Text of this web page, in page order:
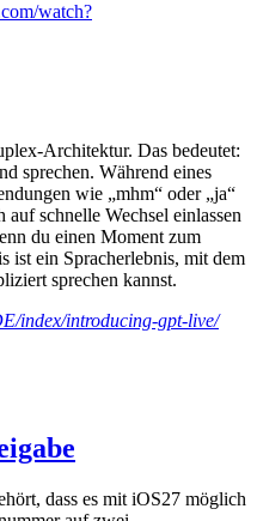
watch?
Architektur. Das bedeutet:
sprechen. Während eines
wie „mhm“ oder „ja“
auf schnelle Wechsel einlassen
du einen Moment zum
ist ein Spracherlebnis, mit dem
sprechen kannst.
index/introducing-gpt-live/
dass es mit iOS27 möglich